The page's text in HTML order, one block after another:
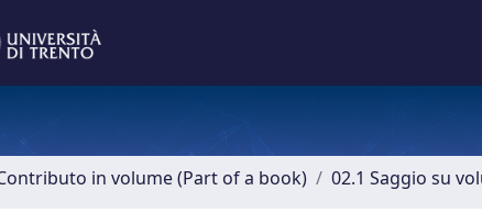
in volume (Part of a book) 02.1 Saggio su